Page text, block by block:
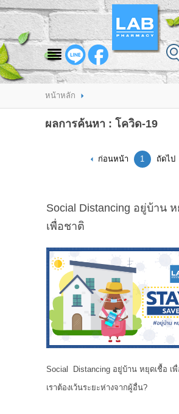
สินค้าที่สนใจ
HOME
ABOUT LAB PHARMACY
PRODUCT
แจ้งชำระเงิน
CONTACT US
BRANCH
หน้าหลัก
ผลการค้นหา : โควิด-19
ก่อนหน้า 1 ถัดไป
Social Distancing อยู่บ้าน
เพื่อชาติ
Social Distancing อยู่บ้าน หยุดเชื้อ เ
เราต้องเว้นระยะห่างจากผู้อื่น?